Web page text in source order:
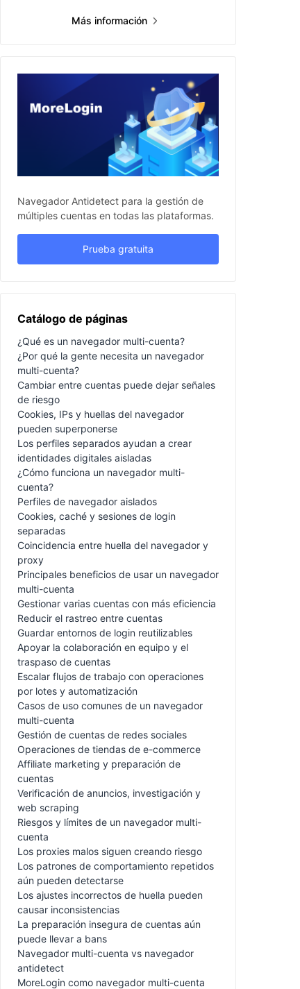
Más información
Navegador Antidetect para la gestión de
múltiples cuentas en todas las plataformas.
Prueba gratuita
Catálogo de páginas
¿Qué es un navegador multi-cuenta?
¿Por qué la gente necesita un navegador
multi-cuenta?
Cambiar entre cuentas puede dejar señales
de riesgo
Cookies, IPs y huellas del navegador
pueden superponerse
Los perfiles separados ayudan a crear
identidades digitales aisladas
¿Cómo funciona un navegador multi-
cuenta?
Perfiles de navegador aislados
Cookies, caché y sesiones de login
separadas
Coincidencia entre huella del navegador y
proxy
Principales beneficios de usar un navegador
multi-cuenta
Gestionar varias cuentas con más eficiencia
Reducir el rastreo entre cuentas
Guardar entornos de login reutilizables
Apoyar la colaboración en equipo y el
traspaso de cuentas
Escalar flujos de trabajo con operaciones
por lotes y automatización
Casos de uso comunes de un navegador
multi-cuenta
Gestión de cuentas de redes sociales
Operaciones de tiendas de e-commerce
Affiliate marketing y preparación de
cuentas
Verificación de anuncios, investigación y
web scraping
Riesgos y límites de un navegador multi-
cuenta
Los proxies malos siguen creando riesgo
Los patrones de comportamiento repetidos
aún pueden detectarse
Los ajustes incorrectos de huella pueden
causar inconsistencias
La preparación insegura de cuentas aún
puede llevar a bans
Navegador multi-cuenta vs navegador
antidetect
MoreLogin como navegador multi-cuenta